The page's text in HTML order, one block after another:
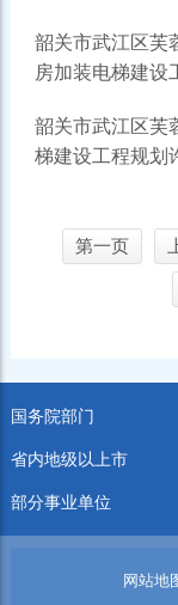
韶关市武江区芙
房加装电梯建设
韶关市武江区芙
梯建设工程规划
第一页
国务院部门
省内地级以上市
部分事业单位
网站地